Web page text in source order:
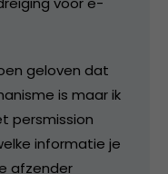
geloven dat
is maar ik
persmission
informatie je
afzender